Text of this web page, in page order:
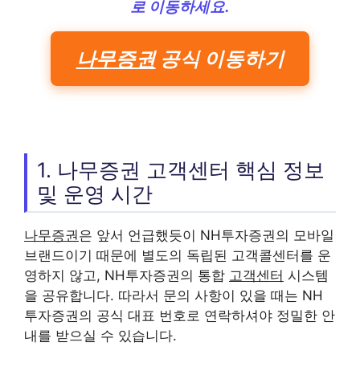
로 이동하세요.
나무증권공식 이동하기
1. 나무증권 고객센터 핵심 정보
및 운영 시간
나무증권은 앞서 언급했듯이 NH투자증권의 모바일
브랜드이기 때문에 별도의 독립된 고객콜센터를 운
영하지 않고, NH투자증권의 통합 고객센터 시스템
을 공유합니다. 따라서 문의 사항이 있을 때는 NH
투자증권의 공식 대표 번호로 연락하셔야 정밀한 안
내를 받으실 수 있습니다.